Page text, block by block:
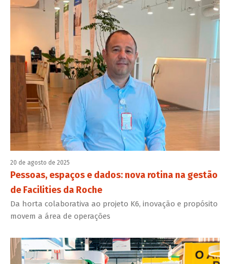
20 de agosto de 2025
Pessoas, espaços e dados: nova rotina na gestão
de Facilities da Roche
Da horta colaborativa ao projeto K6, inovação e propósito
movem a área de operações